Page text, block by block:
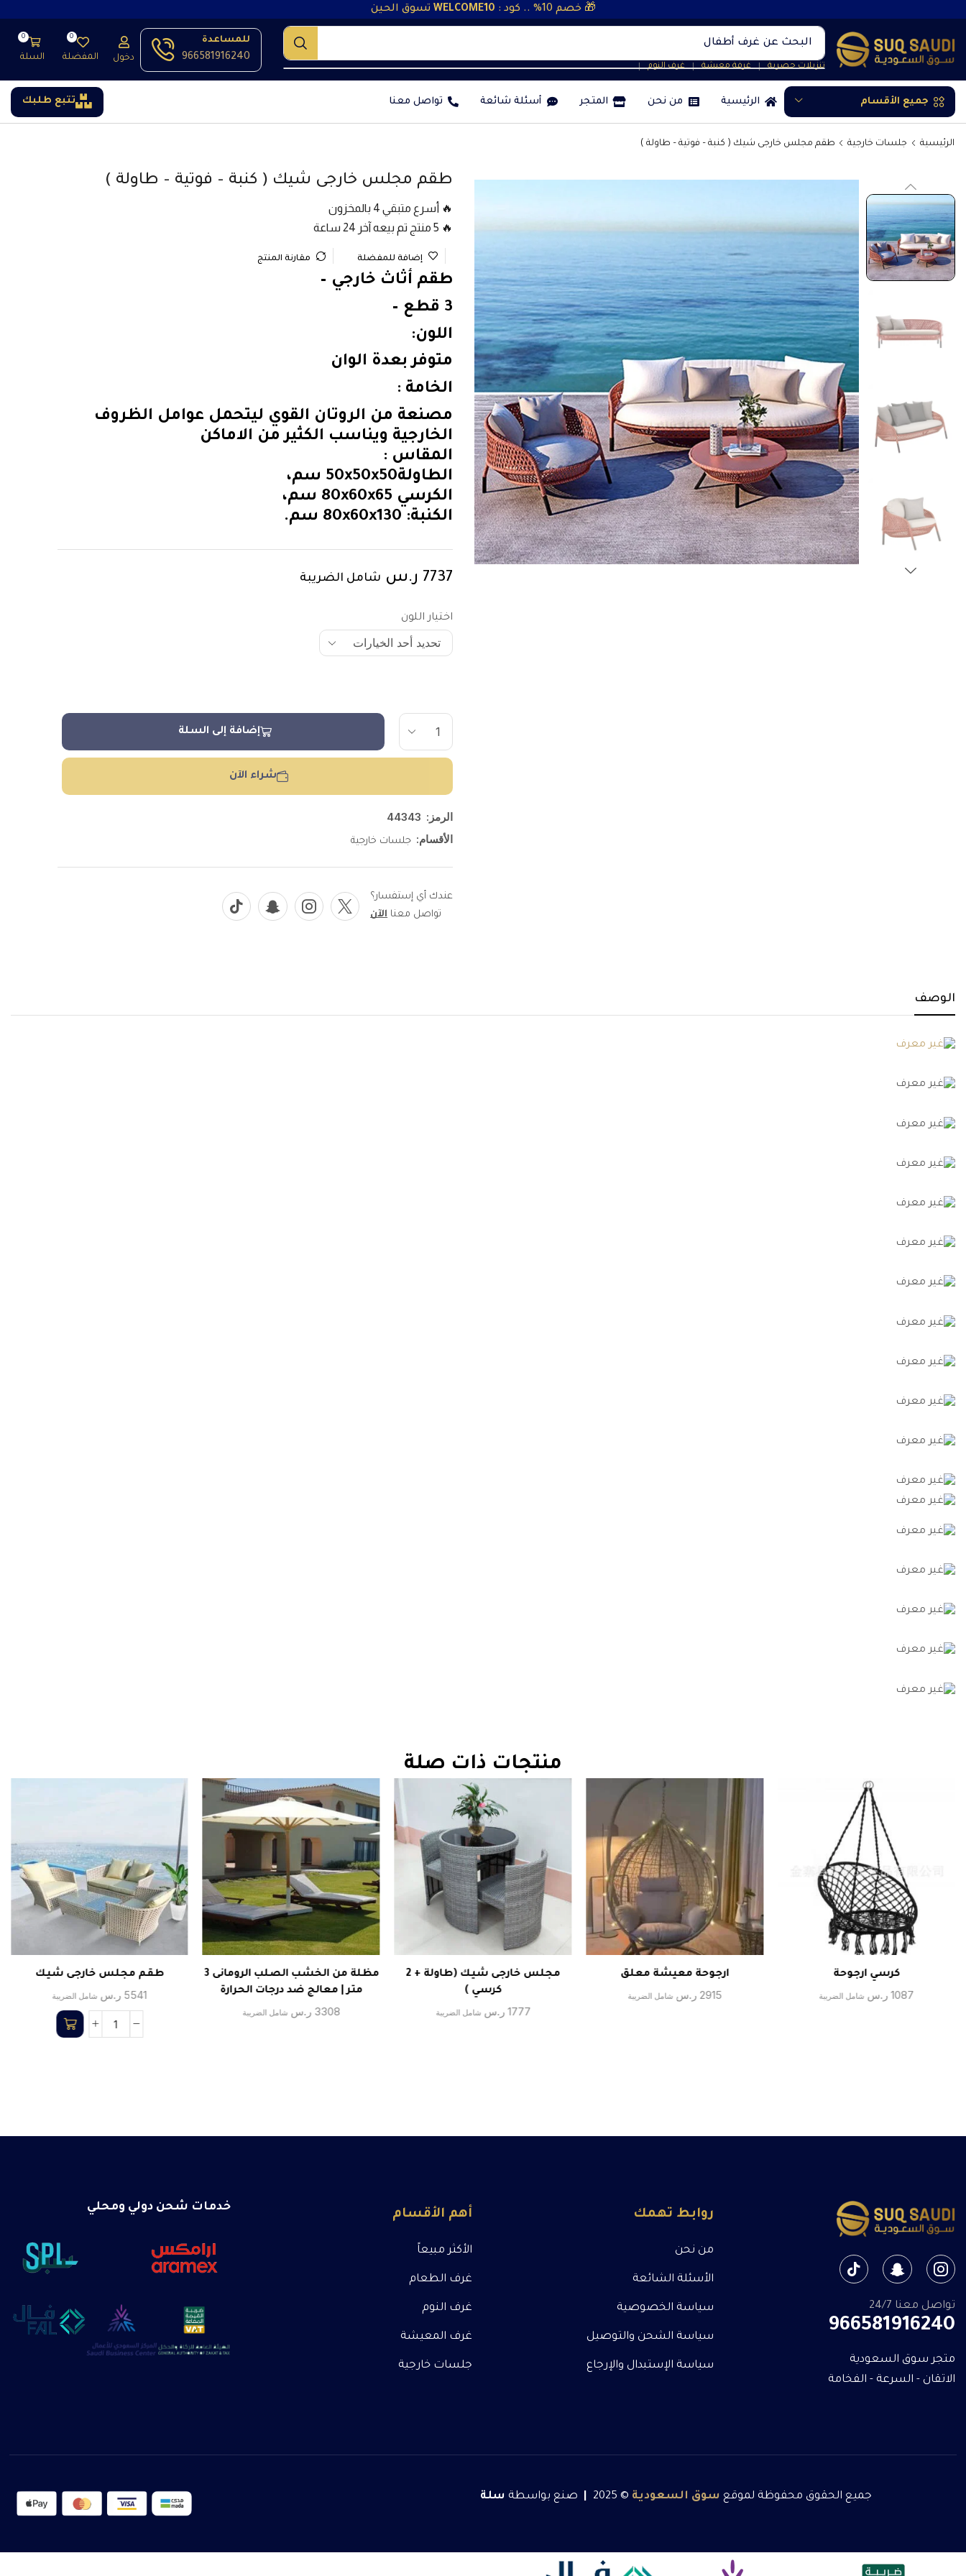
🎁 خصم 10% .. كود : WELCOME10 تسوق الحين
البحث عن غرف أطفال
تنزيلات حصرية ❘ غرفة معيشة ❘ غرف النوم ❘
للمساعدة
966581916240 دخول
0
المفضلة
0
السلة
جميع الأقسام الرئيسية من نحن المتجر أسئلة شائعة تواصل معنا تتبع طلبك
الرئيسية جلسات خارجية طقم مجلس خارجى شيك ( كنبة – فوتية – طاولة )
طقم مجلس خارجى شيك ( كنبة – فوتية – طاولة )
🔥 أسرع متبقي 4 بالمخزون
🔥 5 منتج تم بيعه آخر 24 ساعة
إضافة للمفضلة مقارنة المنتج
طقم أثاث خارجي –
3 قطع –
اللون:
متوفر بعدة الوان
الخامة :
مصنعة من الروتان القوي ليتحمل عوامل الظروف
الخارجية ويناسب الكثير من الاماكن
المقاس :
الطاولة50x50x50 سم،
الكرسي 80x60x65 سم،
الكنبة: 80x60x130 سم.
7737 ر.س شامل الضريبة
اختيار اللون
إضافة إلى السلة
شراء الآن
الرمز: 44343
الأقسام: جلسات خارجية
عندك أي إستفسار؟
تواصل معنا الآن
الوصف
منتجات ذات صلة
كرسي ارجوحة
1087 ر.س شامل الضريبة
ارجوحة معيشة معلق
2915 ر.س شامل الضريبة
مجلس خارجى شيك (طاولة + 2
كرسي )
1777 ر.س شامل الضريبة
مظلة من الخشب الصلب الرومانى 3
متر | معالج ضد درجات الحرارة
3308 ر.س شامل الضريبة
طقم مجلس خارجى شيك
5541 ر.س شامل الضريبة
تواصل معنا 24/7
966581916240
متجر سوق السعودية
الاتقان - السرعة - الفخامة
روابط تهمك
من نحن
الأسئلة الشائعة
سياسة الخصوصية
سياسة الشحن والتوصيل
سياسة الإستبدال والإرجاع
أهم الأقسام
الأكثر مبيعاً
غرف الطعام
غرف النوم
غرف المعيشة
جلسات خارجية
خدمات شحن دولي ومحلي
جميع الحقوق محفوظة لموقع سوق السعودية © 2025 صنع بواسطة سلة